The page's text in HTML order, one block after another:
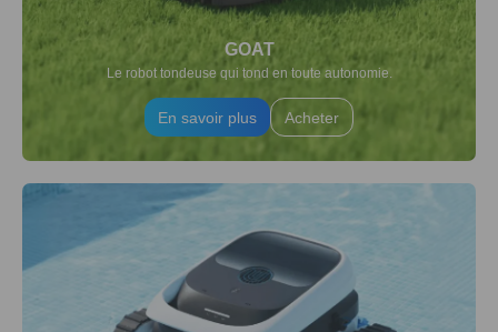
GOAT
Le robot tondeuse qui tond en toute autonomie.
En savoir plus Acheter